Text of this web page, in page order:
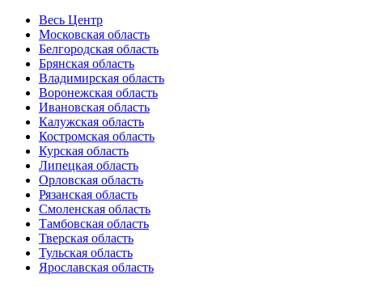
Весь Центр
Московская область
Белгородская область
Брянская область
Владимирская область
Воронежская область
Ивановская область
Калужская область
Костромская область
Курская область
Липецкая область
Орловская область
Рязанская область
Смоленская область
Тамбовская область
Тверская область
Тульская область
Ярославская область